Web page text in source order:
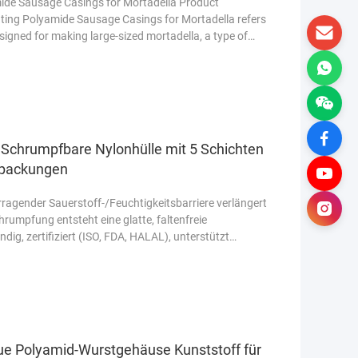
Polyamide Sausage Casings for Mortadella refers
for making large-sized mortadella, a type of
Nylonhülle mit 5 Schichten
Sauerstoff-/Feuchtigkeitsbarriere verlängert
entsteht eine glatte, faltenfreie
zertifiziert (ISO, FDA, HALAL), unterstützt
Polyamid-Wurstgehäuse Kunststoff für